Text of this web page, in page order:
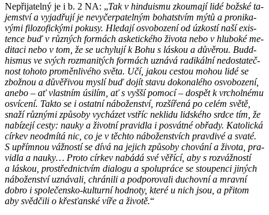
Ne­při­ja­tel­ný je i b. 2 NA: „Tak v hin­du­is­mu zkou­ma­jí lidé bož­ské ta­
jem­ství a vy­ja­dřu­jí je ne­vy­čer­pa­tel­ným bo­hat­stvím mýtů a pro­ni­ka­
vý­mi fi­lo­zo­fic­ký­mi po­ku­sy. Hle­da­jí osvo­bo­ze­ní od úz­kos­tí naší exis­
ten­ce buď v růz­ných for­mách as­ke­tic­ké­ho ži­vo­ta nebo v hlu­bo­ké me­
di­ta­ci nebo v tom, že se uchy­lu­jí k Bohu s lás­kou a dů­vě­rou. Budd­
his­mus ve svých roz­ma­ni­tých for­mách uzná­vá ra­di­kál­ní ne­do­sta­teč­
nost to­ho­to pro­měn­li­vé­ho světa. Učí, jakou ces­tou mohou lidé se
zbož­nou a dů­vě­ři­vou myslí buď dojít stavu do­ko­na­lé­ho osvo­bo­ze­ní,
anebo – ať vlast­ním úsi­lím, ať s vyšší po­mo­cí – do­spět k vr­chol­né­mu
osví­ce­ní. Takto se i ostat­ní ná­bo­žen­ství, roz­ší­ře­ná po celém světě,
snaží růz­ný­mi způ­so­by vy­chá­zet vstříc ne­kli­du lid­ské­ho srdce tím, že
na­bí­ze­jí cesty: nauky a ži­vot­ní pra­vi­dla i po­svát­né ob­řa­dy. Ka­to­lic­ká
cír­kev ne­od­mí­tá nic, co je v těch­to ná­bo­žen­stvích prav­di­vé a svaté.
S upřím­nou váž­nos­tí se dívá na je­jich způ­so­by cho­vá­ní a ži­vo­ta, pra­
vi­dla a nauky… Proto cír­kev na­bá­dá své vě­ří­cí, aby s roz­váž­nos­tí
a lás­kou, pro­střed­nic­tvím di­a­lo­gu a spo­lu­prá­ce se stou­pen­ci ji­ných
ná­bo­žen­ství uzná­va­li, chrá­ni­li a pod­po­ro­va­li du­chov­ní a mrav­ní
dobro i spo­le­čen­sko-kul­tur­ní hod­no­ty, které u nich jsou, a při­tom
aby svěd­či­li o křes­ťan­ské víře a ži­vo­tě.“